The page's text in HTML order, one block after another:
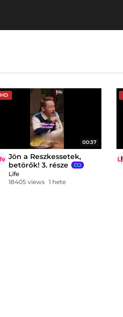
HD
00:37
Jön a Reszkessetek,
betörők! 3. része
Life
18405 views 1 hete